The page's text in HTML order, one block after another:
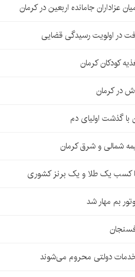
در اولویت رسیدگی قضایی
کودکان کرمان
گذشت اولیای دم
شمالی و شرق کرمان
کسب یک طلا و یک برنز کشوری
بم مهار شد
دولتی محروم می‌شوند